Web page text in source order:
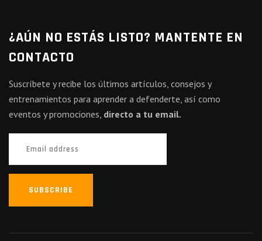
¿AÚN NO ESTÁS LISTO? MANTENTE EN
CONTACTO
Suscríbete y recibe los últimos artículos, consejos y
entrenamientos para aprender a defenderte, así como
eventos y promociones, directo a tu email.
SUBSCRIBE